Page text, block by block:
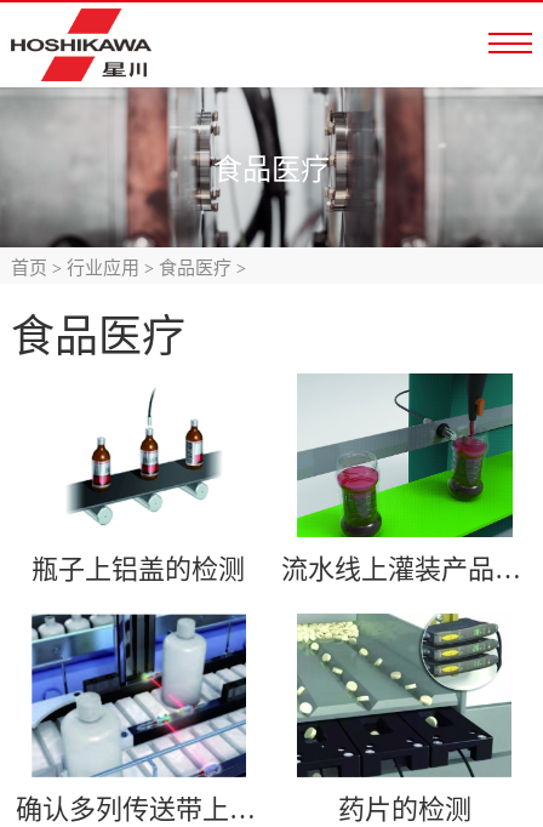
食品医疗
首页 > 行业应用 > 食品医疗 >
食品医疗
瓶子上铝盖的检测 流水线上灌装产品时的液位控制
确认多列传送带上瓶子的通过 药片的检测